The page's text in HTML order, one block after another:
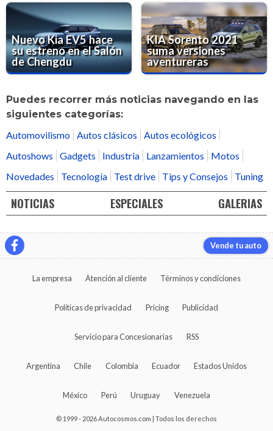
Nuevo Kia EV5 hace
su estreno en el Salón
de Chengdu
KIA Sorento 2021
suma versiones
aventureras
Puedes recorrer más noticias navegando en las
siguientes categorías:
Automovilismo
Autos clásicos
Autos ecológicos
Autoshows
Gadgets Industria Lanzamientos
Motos
Novedades
Tecnología Test drive Tips y Consejos Tuning
NOTICIAS ESPECIALES GALERIAS
Vende tu auto
La empresa Atención al cliente Términos y condiciones
Políticas de privacidad Pricing Publicidad
Servicio para Concesionarias RSS
Argentina Chile Colombia Ecuador Estados Unidos
México Perú Uruguay Venezuela
© 1999 - 2026 Autocosmos.com | Todos los derechos